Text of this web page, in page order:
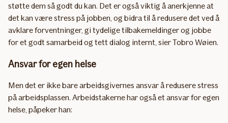
støtte dem så godt du kan. Det er også viktig å anerkjenne at
det kan være stress på jobben, og bidra til å redusere det ved å
avklare forventninger, gi tydelige tilbakemeldinger og jobbe
for et godt samarbeid og tett dialog internt, sier Tobro Wøien.
Ansvar for egen helse
Men det er ikke bare arbeidsgivernes ansvar å redusere stress
på arbeidsplassen. Arbeidstakerne har også et ansvar for egen
helse, påpeker han: